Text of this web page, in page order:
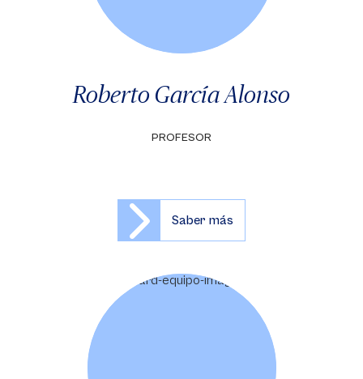
Roberto García Alonso
PROFESOR
Saber más